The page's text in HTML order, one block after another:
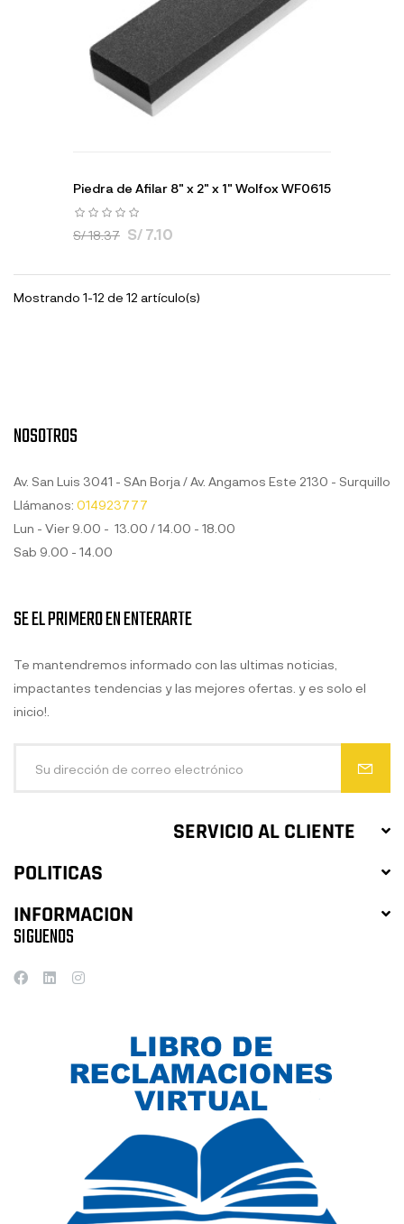
Piedra de Afilar 8" x 2" x 1" Wolfox WF0615
S/ 18.37 S/ 7.10
Mostrando 1-12 de 12 artículo(s)
NOSOTROS
Av. San Luis 3041 - SAn Borja / Av. Angamos Este 2130 - Surquillo
Llámanos: 014923777
Lun - Vier 9.00 - 13.00 / 14.00 - 18.00
Sab 9.00 - 14.00
SERVICIO AL CLIENTE
POLITICAS
INFORMACION
SE EL PRIMERO EN ENTERARTE
Te mantendremos informado con las ultimas noticias,
impactantes tendencias y las mejores ofertas. y es solo el
inicio!.
SIGUENOS